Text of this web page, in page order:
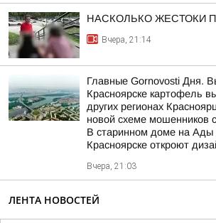
НАСКОЛЬКО ЖЕСТОКИ
Вчера, 21:14
Главные Gornovosti Дня.
Красноярске картофель
других регионах
новой схеме мошенников
В старинном доме на Ады
Красноярске откроют
Вчера, 21:03
ЛЕНТА НОВОСТЕЙ